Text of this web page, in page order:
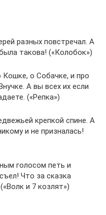
разных повстречал. А
такова! («Колобок»)
Кошке, о Собачке, и про
А вы всех их если
(«Репка»)
крепкой спине. А
и не призналась!
голосом петь и
Что за сказка
и 7 козлят»)